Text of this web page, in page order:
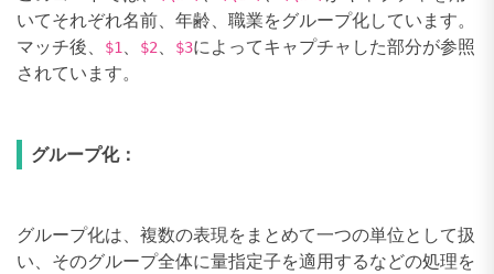
いてそれぞれ名前、年齢、職業をグループ化しています。
マッチ後、 $1 $2 $3によってキャプチャした部分が参照
されています。
グループ化：
グループ化は、複数の表現をまとめて一つの単位として扱
い、そのグループ全体に量指定子を適用するなどの処理を